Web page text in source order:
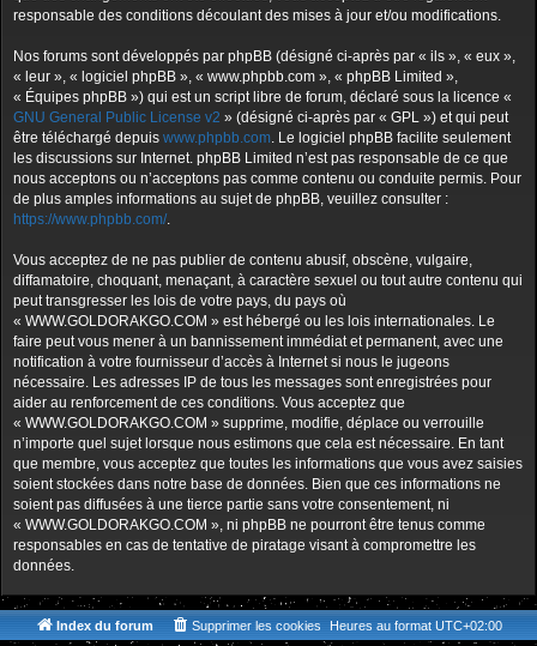
responsable des conditions découlant des mises à jour et/ou modifications.
Nos forums sont développés par phpBB (désigné ci-après par « ils », « eux »,
« leur », « logiciel phpBB », « www.phpbb.com », « phpBB Limited »,
« Équipes phpBB ») qui est un script libre de forum, déclaré sous la licence «
GNU General Public License v2 » (désigné ci-après par « GPL ») et qui peut
être téléchargé depuis www.phpbb.com. Le logiciel phpBB facilite seulement
les discussions sur Internet. phpBB Limited n’est pas responsable de ce que
nous acceptons ou n’acceptons pas comme contenu ou conduite permis. Pour
de plus amples informations au sujet de phpBB, veuillez consulter :
https://www.phpbb.com/.
Vous acceptez de ne pas publier de contenu abusif, obscène, vulgaire,
diffamatoire, choquant, menaçant, à caractère sexuel ou tout autre contenu qui
peut transgresser les lois de votre pays, du pays où
« WWW.GOLDORAKGO.COM » est hébergé ou les lois internationales. Le
faire peut vous mener à un bannissement immédiat et permanent, avec une
notification à votre fournisseur d’accès à Internet si nous le jugeons
nécessaire. Les adresses IP de tous les messages sont enregistrées pour
aider au renforcement de ces conditions. Vous acceptez que
« WWW.GOLDORAKGO.COM » supprime, modifie, déplace ou verrouille
n’importe quel sujet lorsque nous estimons que cela est nécessaire. En tant
que membre, vous acceptez que toutes les informations que vous avez saisies
soient stockées dans notre base de données. Bien que ces informations ne
soient pas diffusées à une tierce partie sans votre consentement, ni
« WWW.GOLDORAKGO.COM », ni phpBB ne pourront être tenus comme
responsables en cas de tentative de piratage visant à compromettre les
données.
Index du forum Heures au format UTC+02:00
Supprimer les cookies